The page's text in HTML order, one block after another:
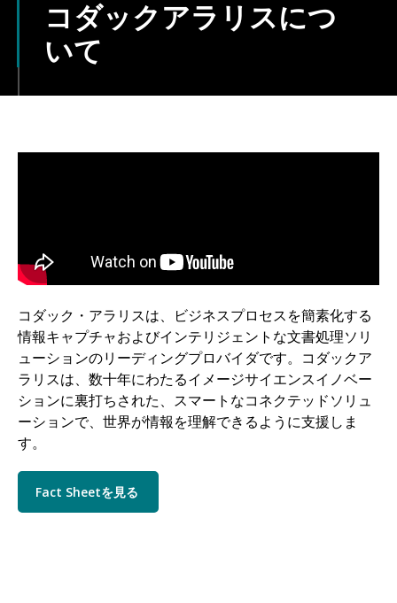
コダックアラリスにつ
いて
コダック・アラリスは、ビジネスプロセスを簡素化する
情報キャプチャおよびインテリジェントな文書処理ソリ
ューションのリーディングプロバイダです。コダックア
ラリスは、数十年にわたるイメージサイエンスイノベー
ションに裏打ちされた、スマートなコネクテッドソリュ
ーションで、世界が情報を理解できるように支援しま
す。
Fact Sheetを見る